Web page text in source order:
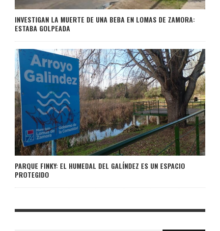
INVESTIGAN LA MUERTE DE UNA BEBA EN LOMAS DE ZAMORA:
ESTABA GOLPEADA
PARQUE FINKY: EL HUMEDAL DEL GALÍNDEZ ES UN ESPACIO
PROTEGIDO